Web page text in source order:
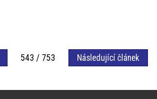
543 / 753 Následující článek